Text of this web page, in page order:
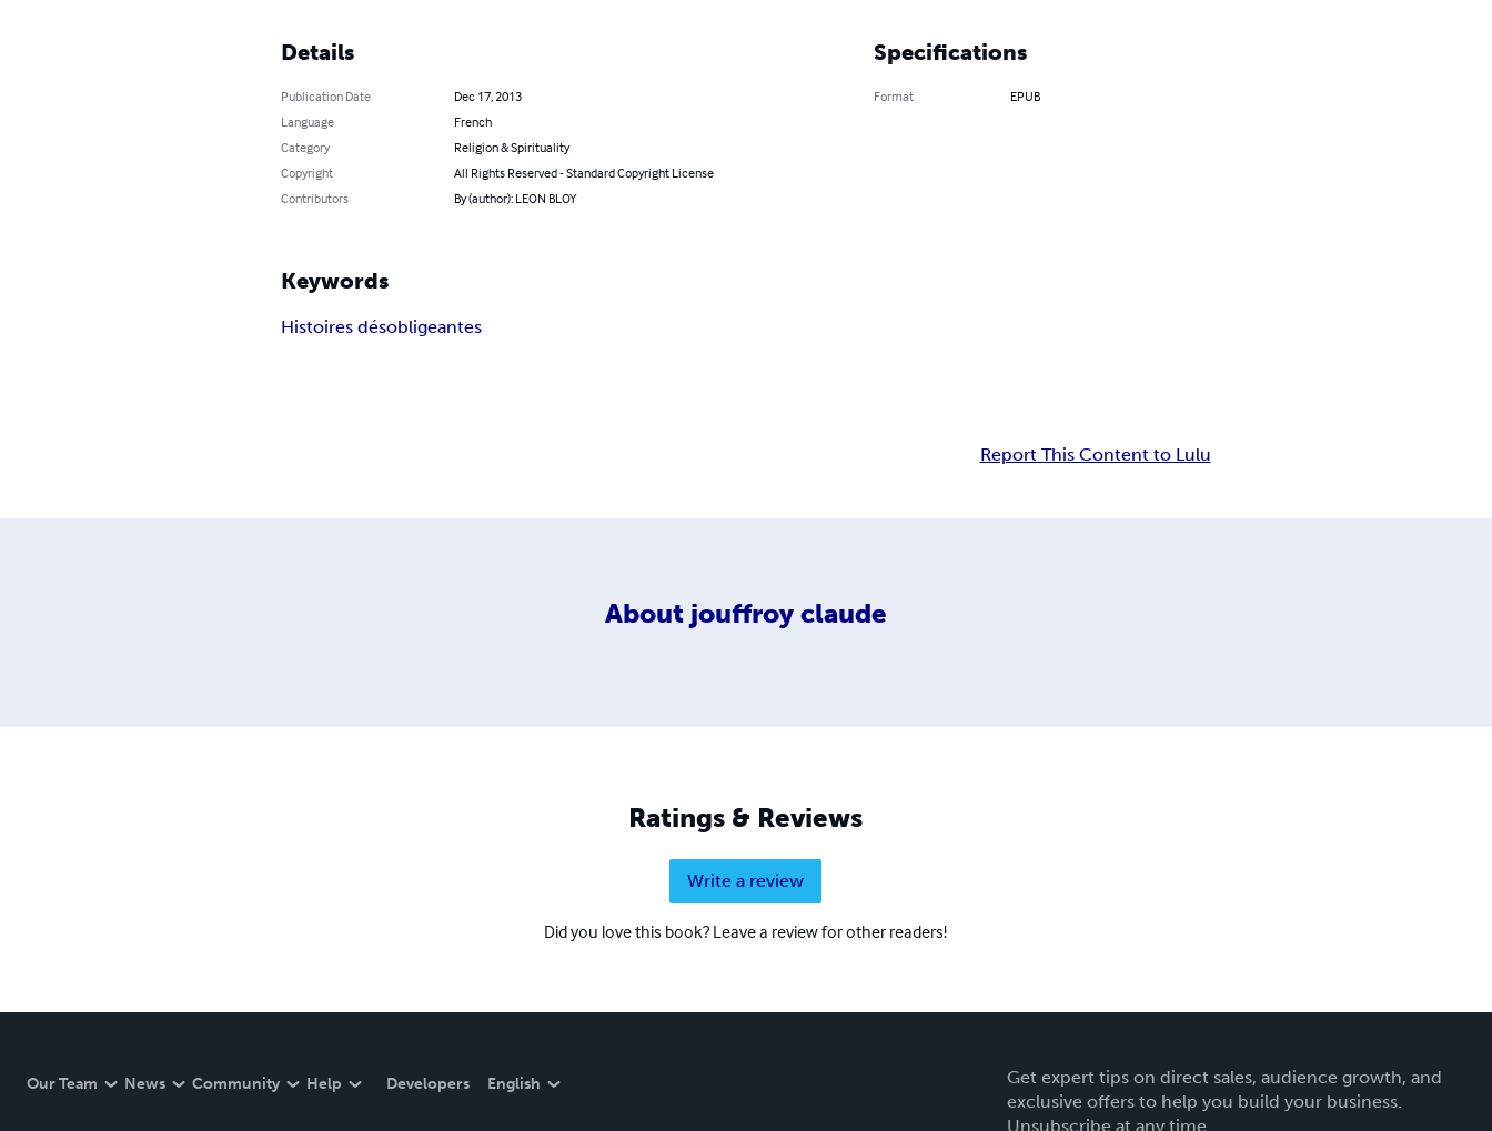
Details
Publication Date
Dec 17, 2013
Language
French
Category
Religion & Spirituality
Copyright
All Rights Reserved - Standard Copyright License
Contributors
By (author): LEON BLOY
Specifications
Format EPUB
Keywords
Histoires désobligeantes
Report This Content to Lulu
About jouffroy claude
Ratings & Reviews
Write a review
Did you love this book? Leave a review for other readers!
Our Team News Community Help Developers English
Get expert tips on direct sales, audience growth, and
exclusive offers to help you build your business.
Unsubscribe at any time.